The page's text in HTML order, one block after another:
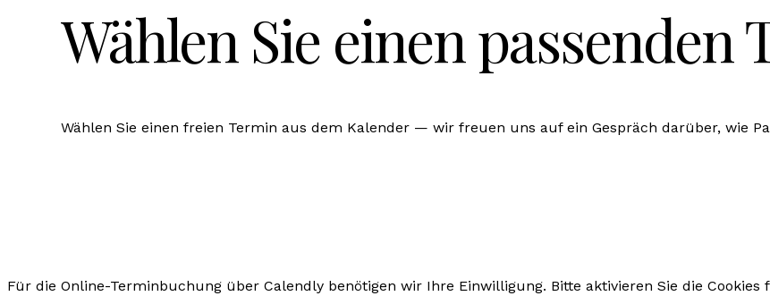
Wählen Sie einen passenden
Wählen Sie einen freien Termin aus dem Kalender — wir freuen uns auf ein Gespräch darüber, wie
Für die Online-Terminbuchung über Calendly benötigen wir Ihre Einwilligung. Bitte aktivieren Sie die Cookies